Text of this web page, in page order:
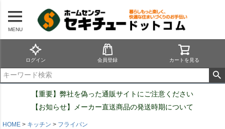
MENU
ログイン 会員登録 カートを見る
【重要】弊社を偽った通販サイトにご注意ください
【お知らせ】メーカー直送商品の発送時期について
HOME キッチン
フライパン